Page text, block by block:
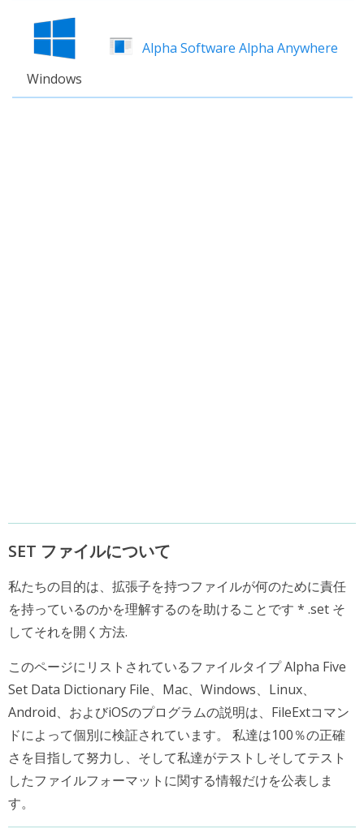
Windows
Alpha Software Alpha Anywhere
SET ファイルについて
私たちの目的は、拡張子を持つファイルが何のために責任
を持っているのかを理解するのを助けることです * .set そ
してそれを開く方法.
このページにリストされているファイルタイプ Alpha Five
Set Data Dictionary File、Mac、Windows、Linux、
Android、およびiOSのプログラムの説明は、FileExtコマン
ドによって個別に検証されています。 私達は100％の正確
さを目指して努力し、そして私達がテストしそしてテスト
したファイルフォーマットに関する情報だけを公表しま
す。